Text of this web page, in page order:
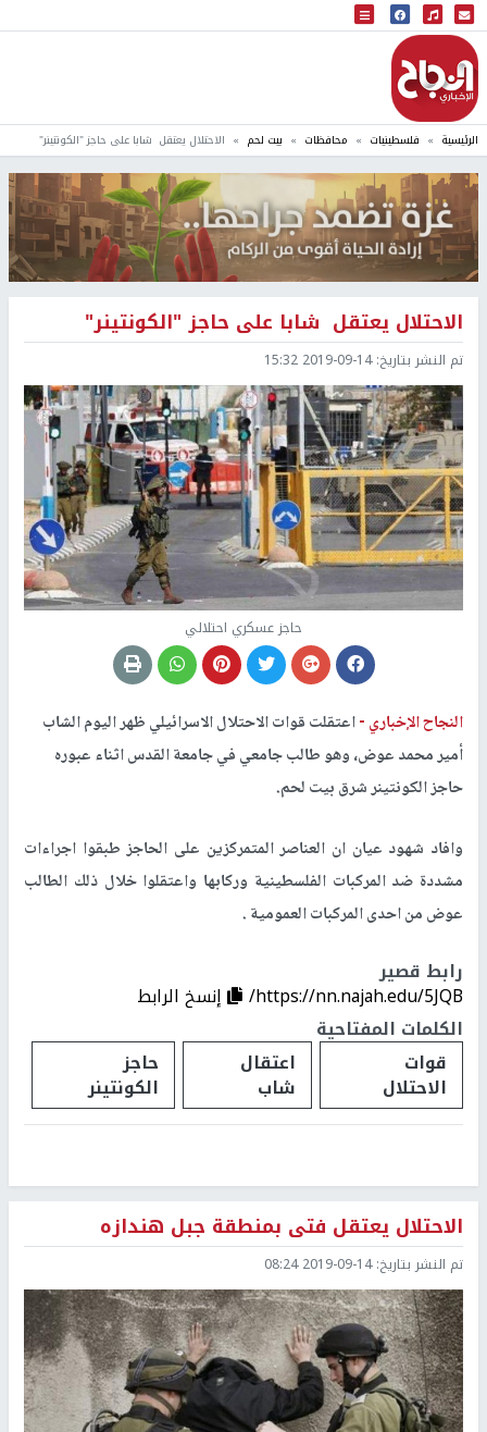
البث المباشر
إذاعة النجاح
الرئيسية فلسطينيات محافظات بيت لحم الاحتلال يعتقل شابا على حاجز "الكونتينر"
الاحتلال يعتقل شابا على حاجز "الكونتينر"
تم النشر بتاريخ:2019-09-14 15:32
حاجز عسكري احتلالي
النجاح الإخباري -اعتقلت قوات الاحتلال الاسرائيلي ظهر اليوم الشاب
أمير محمد عوض، وهو طالب جامعي في جامعة القدس اثناء عبوره
حاجز الكونتينر شرق بيت لحم.
وافاد شهود عيان ان العناصر المتمركزين على الحاجز طبقوا اجراءات
مشددة ضد المركبات الفلسطينية وركابها واعتقلوا خلال ذلك الطالب
عوض من احدى المركبات العمومية .
رابط قصير
https://nn.najah.edu/5JQB/
إنسخ الرابط
الكلمات المفتاحية
قوات
الاحتلال
اعتقال
شاب
حاجز
الكونتينر
الاحتلال يعتقل فتى بمنطقة جبل هندازه
تم النشر بتاريخ:2019-09-14 08:24